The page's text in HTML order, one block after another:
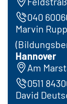
040
Marvin
Hannover
Am
0511
David